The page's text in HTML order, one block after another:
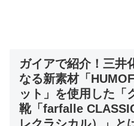
ガイアで紹介！ 三井
なる新素材「
ット」を使用した「
靴「farfalle